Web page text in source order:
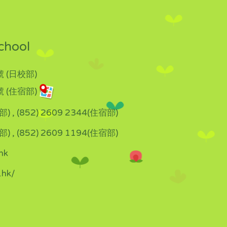
(日校部)
(住宿部)
) , (852) 2609 2344(住宿部)
) , (852) 2609 1194(住宿部)